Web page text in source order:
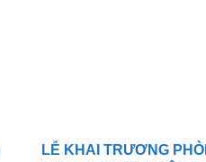
LỄ KHAI TRƯƠNG